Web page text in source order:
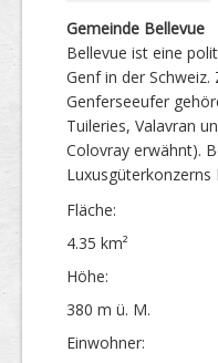
Gemeinde Bellevue
Bellevue ist eine
Genf in der
Genferseeufer
Tuileries, Valavran
Colovray erwähnt).
Luxusgüterkonzerns
Fläche:
4.35 km²
Höhe:
380 m ü. M.
Einwohner: